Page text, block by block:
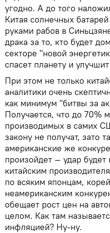
угодно. А до того
Китая солнечных
руками рабов в
драка за то, кто будет
секторе "новой
спасет планету и
При этом не только
аналитики очень
как минимум "битвы за
Получается, что до 70%
производимых в самих
закону не получат, зато
американские же
произойдет — удар
китайским
по всяким японцам,
неамериканским
обещает рост цен на
целом. Как там
инфляцией? Ну-ну.